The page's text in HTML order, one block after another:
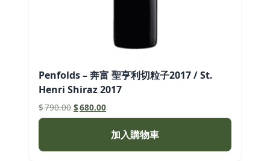
Penfolds – 奔富 聖亨利切粒子2017 / St.
Henri Shiraz 2017
$790.00 原
始
$790.00。
$680.00目
前
價
格：
$680.00。
加入購物車